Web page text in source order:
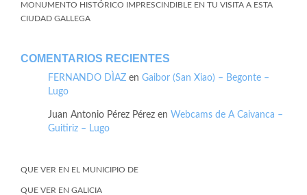
MONUMENTO HISTÓRICO IMPRESCINDIBLE EN TU VISITA A ESTA
CIUDAD GALLEGA
COMENTARIOS RECIENTES
FERNANDO DÌAZ en Gaibor (San Xiao) – Begonte –
Lugo
Juan Antonio Pérez Pérez en Webcams de A Caivanca –
Guitiriz – Lugo
QUE VER EN EL MUNICIPIO DE
QUE VER EN GALICIA